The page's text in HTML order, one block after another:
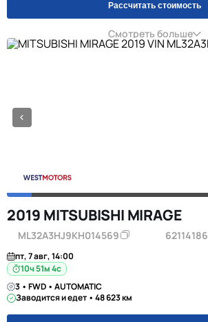
Рассчитать стоимость
Смотреть больше
2019 MITSUBISHI MIRAGE
ML32A3HJ9KH014569 62114186
пт, 7 авг, 14:00
10ч 51м 3с
3 • FWD • AUTOMATIC
Заводится и едет • 48 623 км